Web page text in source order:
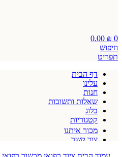
0
0.00 ₪
חיפוש
תפריט
דף הבית
עלינו
חנות
שאלות ותשובות
בלוג
קטגוריות
מכור איתנו
צור קשר